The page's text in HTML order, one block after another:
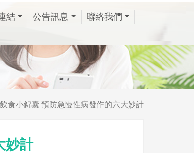
結 公告訊息
聯絡我們
食小錦囊 預防急慢性病發作的六大妙計
妙計